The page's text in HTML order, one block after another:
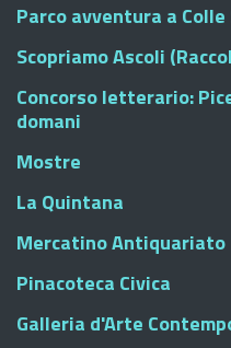
Parco avventura a Colle
Scopriamo Ascoli
Concorso letterario:
domani
Mostre
La Quintana
Mercatino Antiquariato
Pinacoteca Civica
Galleria d'Arte